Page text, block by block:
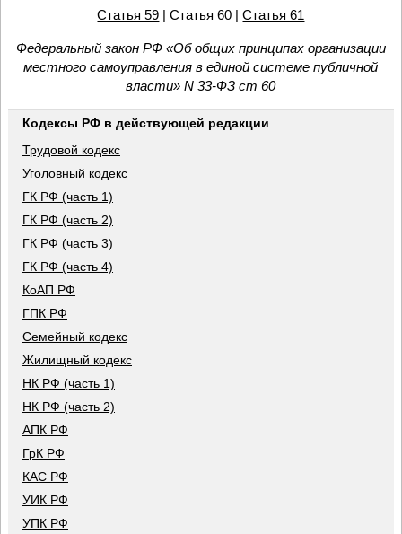
Статья 59 | Статья 60 |Статья 61
Федеральный закон РФ «Об общих принципах организации
местного самоуправления в единой системе публичной
власти» N 33-ФЗ ст 60
Кодексы РФ в действующей редакции
Трудовой кодекс
Уголовный кодекс
ГК РФ (часть 1)
ГК РФ (часть 2)
ГК РФ (часть 3)
ГК РФ (часть 4)
КоАП РФ
ГПК РФ
Семейный кодекс
Жилищный кодекс
НК РФ (часть 1)
НК РФ (часть 2)
АПК РФ
ГрК РФ
КАС РФ
УИК РФ
УПК РФ